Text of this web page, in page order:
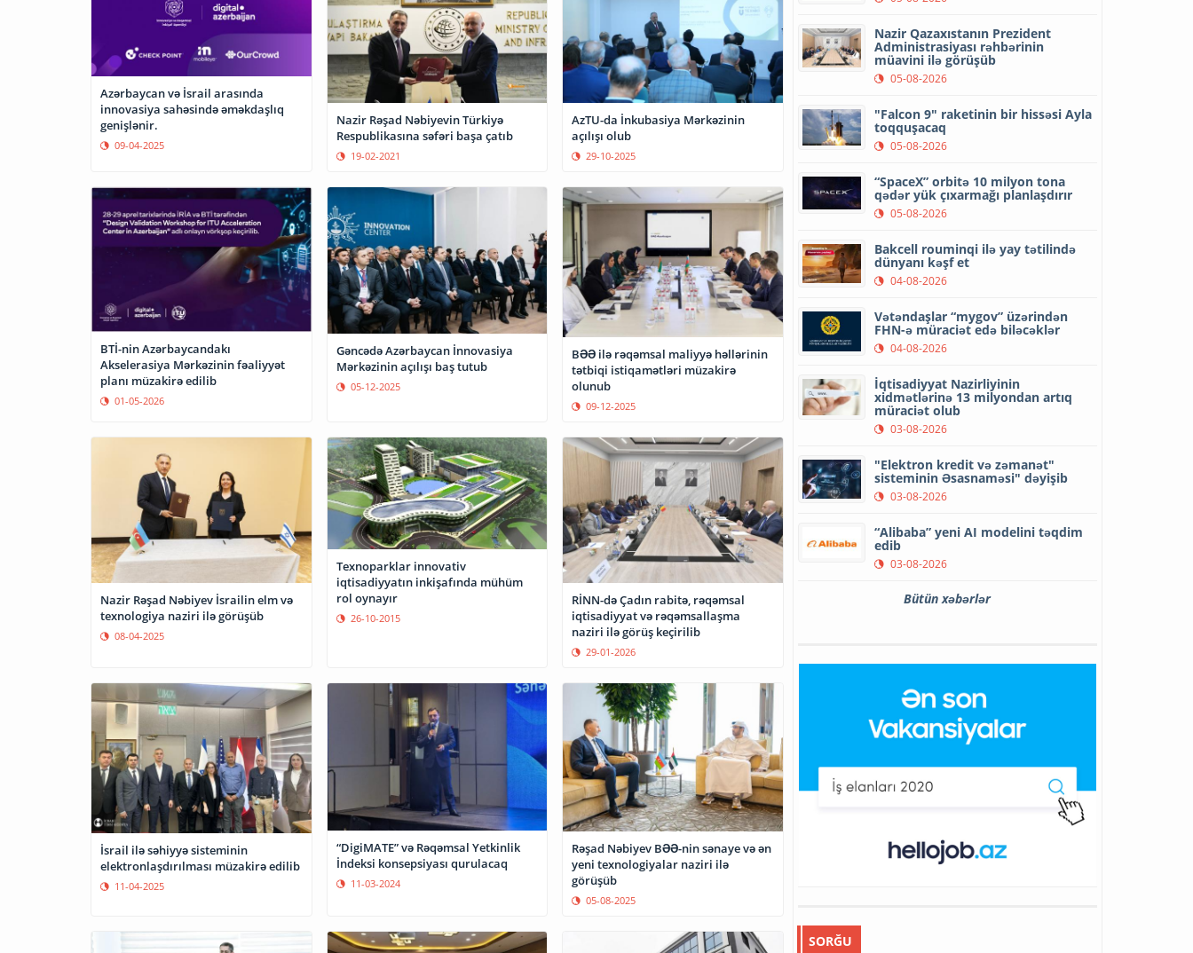
Azərbaycan və İsrail arasında
innovasiya sahəsində əməkdaşlıq
genişlənir.
09-04-2025
Nazir Rəşad Nəbiyevin Türkiyə
Respublikasına səfəri başa çatıb
19-02-2021
AzTU-da İnkubasiya Mərkəzinin
açılışı olub
29-10-2025
BTİ-nin Azərbaycandakı
Akselerasiya Mərkəzinin fəaliyyət
planı müzakirə edilib
01-05-2026
Gəncədə Azərbaycan İnnovasiya
Mərkəzinin açılışı baş tutub
05-12-2025
BƏƏ ilə rəqəmsal maliyyə həllərinin
tətbiqi istiqamətləri müzakirə
olunub
09-12-2025
Nazir Rəşad Nəbiyev İsrailin elm və
texnologiya naziri ilə görüşüb
08-04-2025
Texnoparklar innovativ
iqtisadiyyatın inkişafında mühüm
rol oynayır
26-10-2015
RİNN-də Çadın rabitə, rəqəmsal
iqtisadiyyat və rəqəmsallaşma
naziri ilə görüş keçirilib
29-01-2026
İsrail ilə səhiyyə sisteminin
elektronlaşdırılması müzakirə edilib
11-04-2025
“DigiMATE” və Rəqəmsal Yetkinlik
İndeksi konsepsiyası qurulacaq
11-03-2024
Rəşad Nəbiyev BƏƏ-nin sənaye və ən
yeni texnologiyalar naziri ilə
görüşüb
05-08-2025
Nazir Qazaxıstanın Prezident
Administrasiyası rəhbərinin
müavini ilə görüşüb
05-08-2026
"Falcon 9" raketinin bir hissəsi Ayla
toqquşacaq
05-08-2026
“SpaceX” orbitə 10 milyon tona
qədər yük çıxarmağı planlaşdırır
05-08-2026
Bakcell rouminqi ilə yay tətilində
dünyanı kəşf et
04-08-2026
Vətəndaşlar “mygov” üzərindən
FHN-ə müraciət edə biləcəklər
04-08-2026
İqtisadiyyat Nazirliyinin
xidmətlərinə 13 milyondan artıq
müraciət olub
03-08-2026
"Elektron kredit və zəmanət"
sisteminin Əsasnaməsi" dəyişib
03-08-2026
“Alibaba” yeni AI modelini təqdim
edib
03-08-2026
Bütün xəbərlər
SORĞU